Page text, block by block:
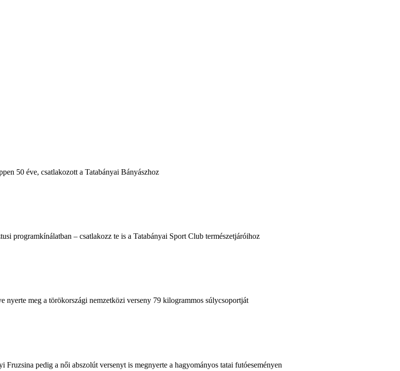
50 éve, csatlakozott a Tatabányai Bányászhoz
programkínálatban – csatlakozz te is a Tatabányai Sport Club természetjáróihoz
meg a törökországi nemzetközi verseny 79 kilogrammos súlycsoportját
pedig a női abszolút versenyt is megnyerte a hagyományos tatai futóeseményen